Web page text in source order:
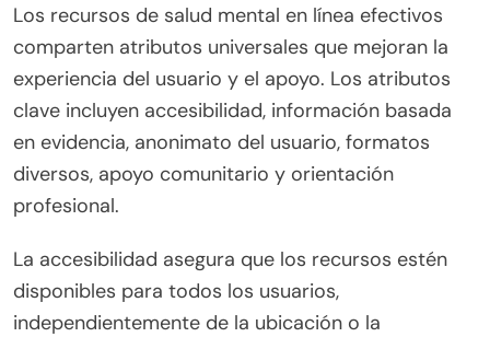
Los recursos de salud mental en línea efectivos
comparten atributos universales que mejoran la
experiencia del usuario y el apoyo. Los atributos
clave incluyen accesibilidad, información basada
en evidencia, anonimato del usuario, formatos
diversos, apoyo comunitario y orientación
profesional.
La accesibilidad asegura que los recursos estén
disponibles para todos los usuarios,
independientemente de la ubicación o la